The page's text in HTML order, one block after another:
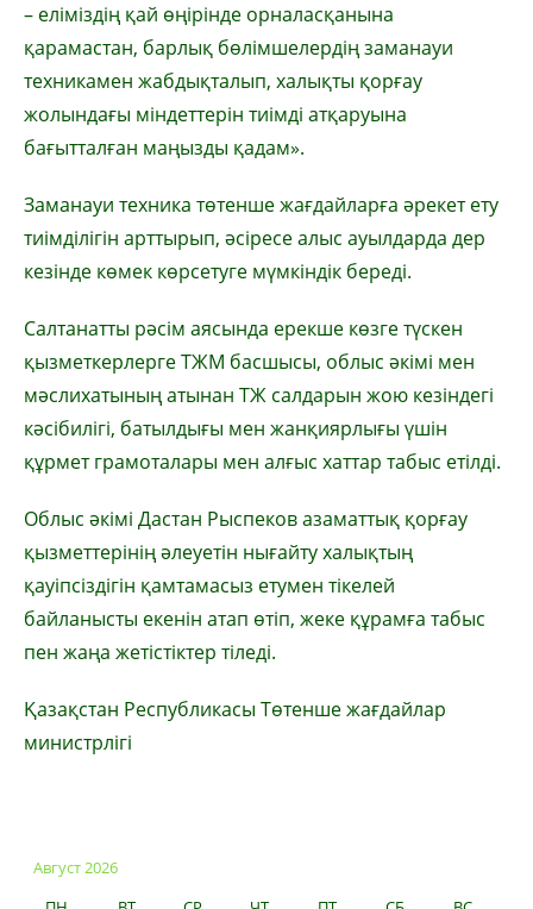
– еліміздің қай өңірінде орналасқанына
қарамастан, барлық бөлімшелердің заманауи
техникамен жабдықталып, халықты қорғау
жолындағы міндеттерін тиімді атқаруына
бағытталған маңызды қадам».
Заманауи техника төтенше жағдайларға әрекет ету
тиімділігін арттырып, әсіресе алыс ауылдарда дер
кезінде көмек көрсетуге мүмкіндік береді.
Салтанатты рәсім аясында ерекше көзге түскен
қызметкерлерге ТЖМ басшысы, облыс әкімі мен
мәслихатының атынан ТЖ салдарын жою кезіндегі
кәсібилігі, батылдығы мен жанқиярлығы үшін
құрмет грамоталары мен алғыс хаттар табыс етілді.
Облыс әкімі Дастан Рыспеков азаматтық қорғау
қызметтерінің әлеуетін нығайту халықтың
қауіпсіздігін қамтамасыз етумен тікелей
байланысты екенін атап өтіп, жеке құрамға табыс
пен жаңа жетістіктер тіледі.
Қазақстан Республикасы Төтенше жағдайлар
министрлігі
Август 2026